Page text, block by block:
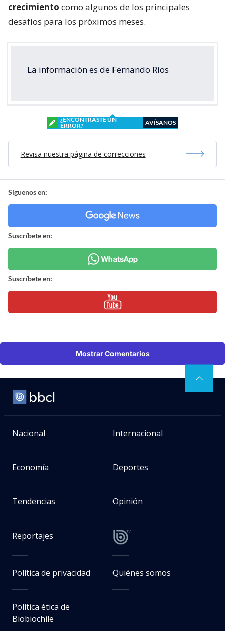
crecimiento como algunos de los principales
desafíos para los próximos meses.
La información es de Fernando Ríos
¿ENCONTRASTE UN
ERROR?
AVÍSANOS
Revisa nuestra página de correcciones
Síguenos en:
Suscríbete en:
Suscríbete en:
Mostrar Comentarios
Nacional Internacional
Economía Deportes
Tendencias Opinión
Reportajes
Política de privacidad Quiénes somos
Política ética de
Biobiochile